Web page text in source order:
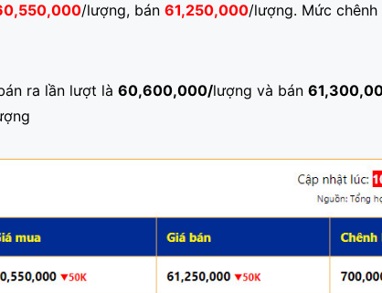
/lượng, bán 61,250,000/lượng. Mức
ra lần lượt là 60,600,000/lượng và bán